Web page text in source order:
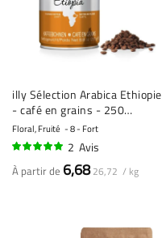
illy Sélection Arabica Ethiopie
- café en grains - 250
grammes
Floral, Fruité 8 - Fort
2 Avis
À partir de 6,68 26,72 / kg